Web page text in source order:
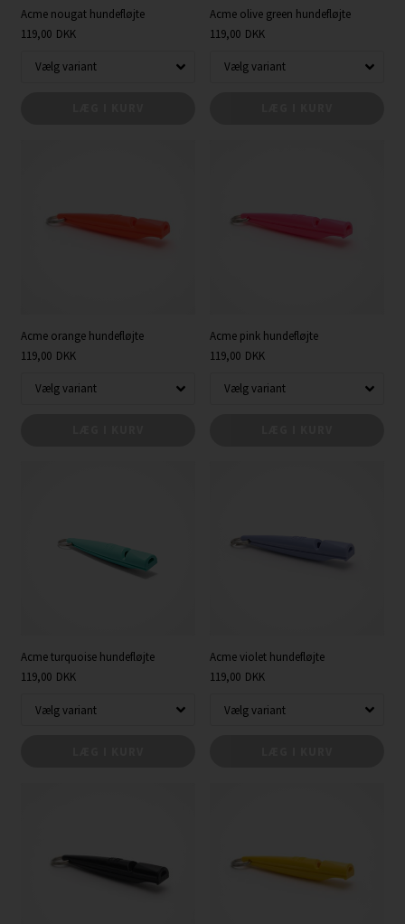
Acme nougat hundefløjte
119,00 DKK
Acme olive green hundefløjte
119,00 DKK
Acme orange hundefløjte
119,00 DKK
Acme pink hundefløjte
119,00 DKK
Acme turquoise hundefløjte
119,00 DKK
Acme violet hundefløjte
119,00 DKK